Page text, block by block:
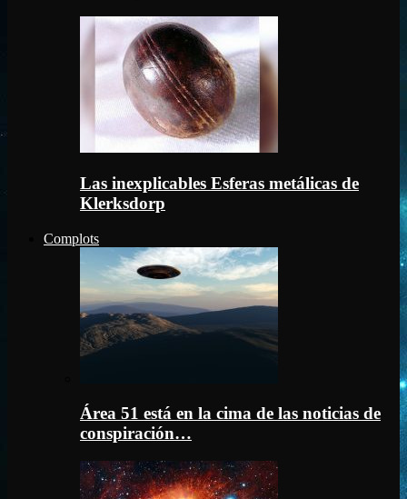
Las inexplicables Esferas metálicas de
Klerksdorp
Complots
Área 51 está en la cima de las noticias de
conspiración…